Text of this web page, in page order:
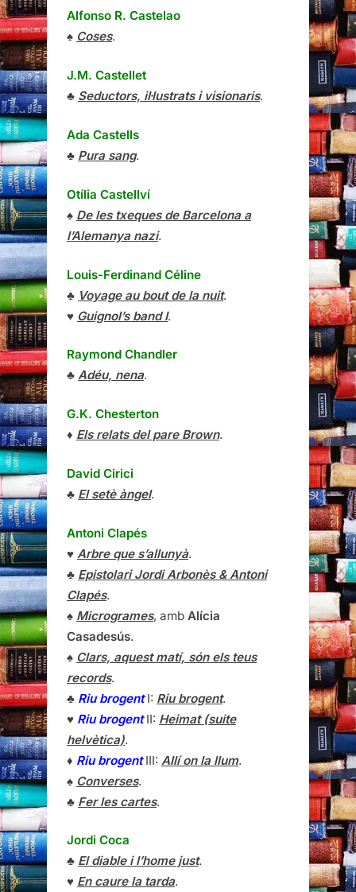
Alfonso R. Castelao
♠ Coses.
J.M. Castellet
♣ Seductors, il·lustrats i visionaris.
Ada Castells
♣ Pura sang.
Otília Castellví
♠ De les txeques de Barcelona a
l’Alemanya nazi.
Louis-Ferdinand Céline
♣ Voyage au bout de la nuit.
♥ Guignol’s band I.
Raymond Chandler
♣ Adéu, nena.
G.K. Chesterton
♦ Els relats del pare Brown.
David Cirici
♣ El setè àngel.
Antoni Clapés
♥ Arbre que s’allunyà.
♣ Epistolari Jordi Arbonès & Antoni
Clapés.
♠ Microgrames, amb Alícia
Casadesús.
♠ Clars, aquest matí, són els teus
records.
♣ Riu brogentI: Riu brogent.
♥ Riu brogentII: Heimat (suite
helvètica).
♦ Riu brogentIII: Allí on la llum.
♠ Converses.
♣ Fer les cartes.
Jordi Coca
♣ El diable i l’home just.
♥ En caure la tarda.